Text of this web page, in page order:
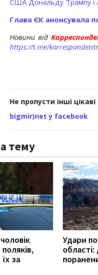
Глава ЄК анонсувала
Новини від
https://t.me/
Не пропусти інші
bigmir)net у facebook
тему
за
Удари по